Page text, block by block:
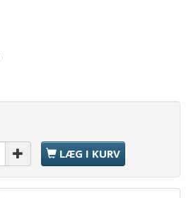
LÆG I KURV